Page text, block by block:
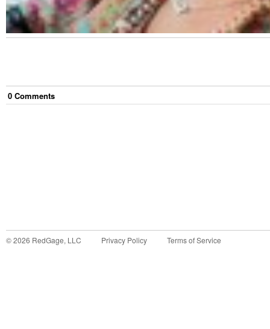
0 Comments
©2026 RedGage, LLC Privacy Policy Terms of Service